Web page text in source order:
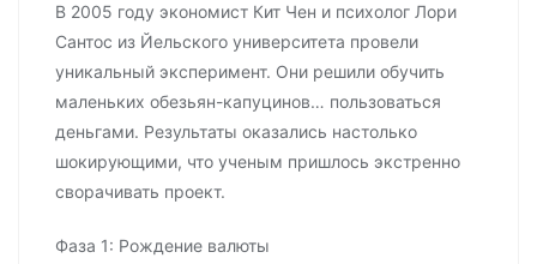
В 2005 году экономист Кит Чен и психолог Лори
Сантос из Йельского университета провели
уникальный эксперимент. Они решили обучить
маленьких обезьян-капуцинов… пользоваться
деньгами. Результаты оказались настолько
шокирующими, что ученым пришлось экстренно
сворачивать проект.
Фаза 1: Рождение валюты